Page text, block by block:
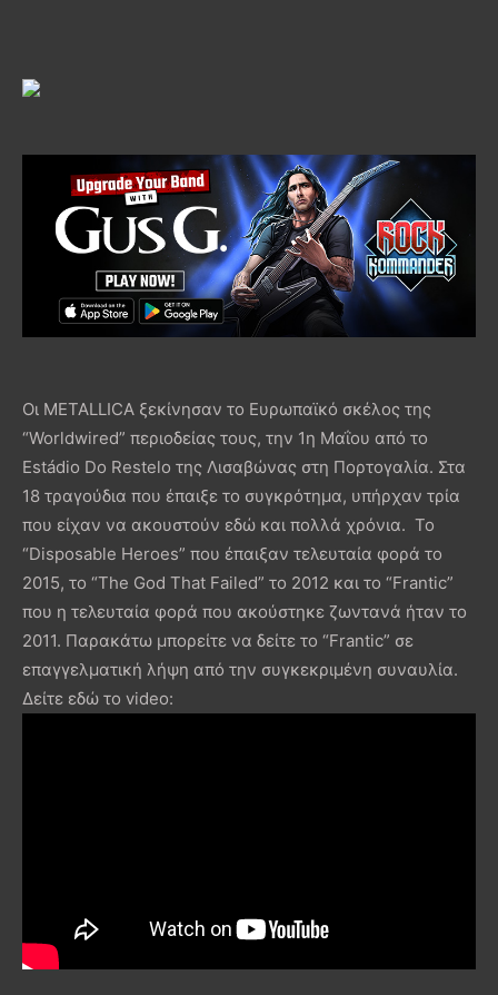
Οι METALLICA ξεκίνησαν το Ευρωπαϊκό σκέλος της
“Worldwired” περιοδείας τους, την 1η Μαΐου από το
Estádio Do Restelo της Λισαβώνας στη Πορτογαλία. Στα
18 τραγούδια που έπαιξε το συγκρότημα, υπήρχαν τρία
που είχαν να ακουστούν εδώ και πολλά χρόνια. Το
“Disposable Heroes” που έπαιξαν τελευταία φορά το
2015, το “The God That Failed” το 2012 και το “Frantic”
που η τελευταία φορά που ακούστηκε ζωντανά ήταν το
2011. Παρακάτω μπορείτε να δείτε το “Frantic” σε
επαγγελματική λήψη από την συγκεκριμένη συναυλία.
Δείτε εδώ το video: